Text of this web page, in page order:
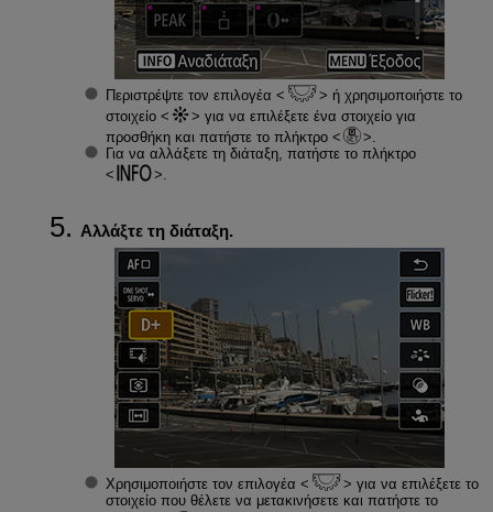
Περιστρέψτε τον επιλογέα
ή χρησιμοποιήστε το
στοιχείο
για να επιλέξετε ένα στοιχείο για
προσθήκη και πατήστε το πλήκτρο
.
Για να αλλάξετε τη διάταξη, πατήστε το πλήκτρο
.
Αλλάξτε τη διάταξη.
Χρησιμοποιήστε τον επιλογέα
για να επιλέξετε το
στοιχείο που θέλετε να μετακινήσετε και πατήστε το